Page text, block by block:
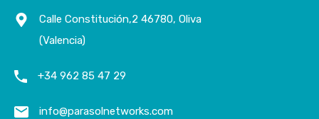
Calle Constitución,2 46780, Oliva
(Valencia)
+34 962 85 47 29
info@parasolnetworks.com